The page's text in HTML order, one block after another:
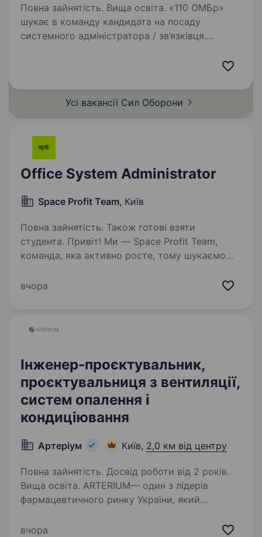
Повна зайнятість. Вища освіта. «110 ОМБр»
шукає в команду кандидата на посаду
системного адміністратора / зв’язківця.
Усі вакансії Сил Оборони
Office System Administrator
Space Profit Team, Київ
Повна зайнятість. Також готові взяти
студента. Привіт! Ми — Space Profit Team,
команда, яка активно росте, тому шукаємо
допоможе забезпечити стабільну роботу
вчора
Інженер-проєктувальник,
проєктувальниця з вентиляції,
систем опалення і
кондиціювання
Артеріум Київ, 2,0 км від центру
Повна зайнятість. Досвід роботи від 2 років.
Вища освіта. ARTERIUM— один з лідерів
фармацевтичного ринку України, який
сучасних, ефективних та безпечних лікарських
вчора